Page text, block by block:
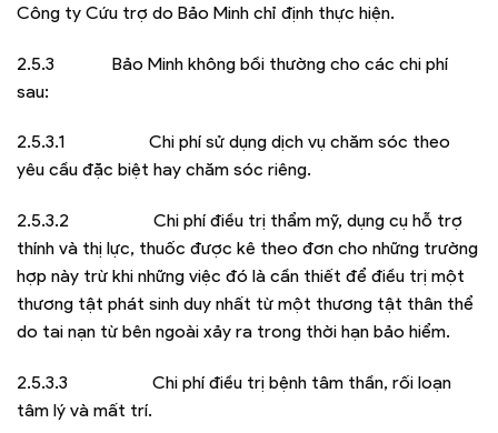
Công ty Cứu trợ do Bảo Minh chỉ định thực hiện.
2.5.3 Bảo Minh không bồi thường cho các chi phí
sau:
2.5.3.1 Chi phí sử dụng dịch vụ chăm sóc theo
yêu cầu đặc biệt hay chăm sóc riêng.
2.5.3.2 Chi phí điều trị thẩm mỹ, dụng cụ hỗ trợ
thính và thị lực, thuốc được kê theo đơn cho những trường
hợp này trừ khi những việc đó là cần thiết để điều trị một
thương tật phát sinh duy nhất từ một thương tật thân thể
do tai nạn từ bên ngoài xảy ra trong thời hạn bảo hiểm.
2.5.3.3 Chi phí điều trị bệnh tâm thần, rối loạn
tâm lý và mất trí.